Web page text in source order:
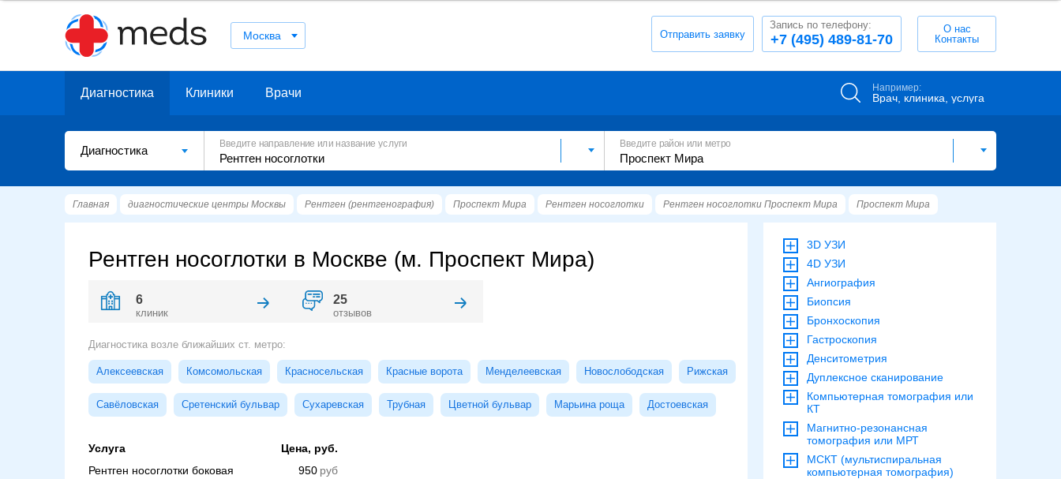
Москва Отправить заявку +7 (495) 489-81-70
Запись по телефону:
О нас
Контакты
Диагностика Клиники Врачи Например:
Врач, клиника, услуга
Диагностика
Введите направление или название услуги Введите район или метро
Главная диагностические центры Москвы Рентген (рентгенография) Проспект Мира Рентген носоглотки Рентген носоглотки Проспект Мира Проспект Мира
Рентген носоглотки в Москве (м. Проспект Мира)
6
клиник
25
отзывов
Диагностика возле ближайших ст. метро:
Алексеевская Комсомольская Красносельская Красные ворота Менделеевская Новослободская Рижская
Савёловская Сретенский бульвар Сухаревская Трубная Цветной бульвар Марьина роща Достоевская
Услуга
Цена, руб.
Рентген носоглотки боковая
950
3D УЗИ
4D УЗИ
Ангиография
Биопсия
Бронхоскопия
Гастроскопия
Денситометрия
Дуплексное сканирование
Компьютерная томография или
КТ
Магнитно-резонансная
томография или МРТ
МСКТ (мультиспиральная
компьютерная томография)